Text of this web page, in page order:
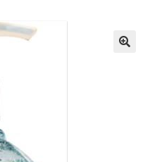
Χονδρικής